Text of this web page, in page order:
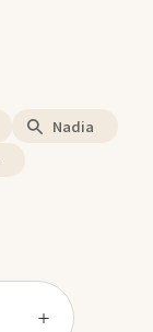
Nadia